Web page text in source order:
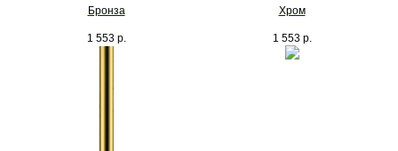
Бронза
1 553 р.
Хром
1 553 р.